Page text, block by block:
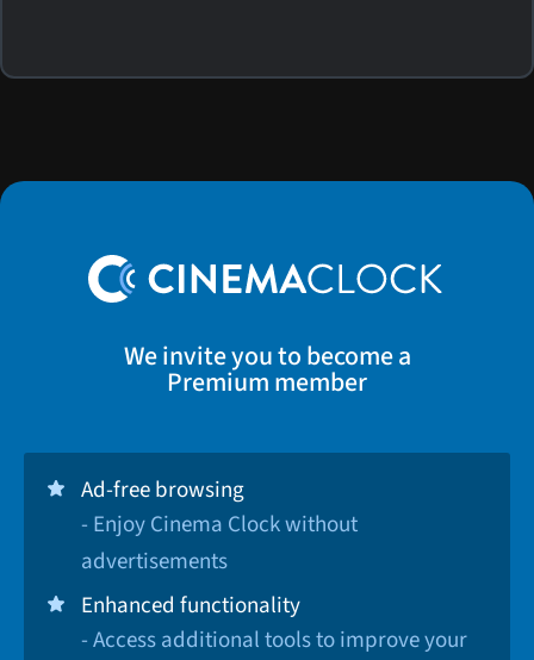
We invite you to become a
Premium member
Ad-free browsing
- Enjoy Cinema Clock without
advertisements
Enhanced functionality
- Access additional tools to improve your